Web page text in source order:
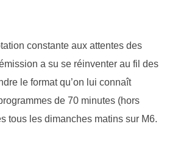
constante aux attentes des
a su se réinventer au fil des
le format qu’on lui connaît
de 70 minutes (hors
tous les dimanches matins sur M6.